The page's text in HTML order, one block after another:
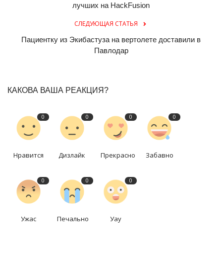
лучших на HackFusion
СЛЕДУЮЩАЯ СТАТЬЯ
Пациентку из Экибастуза на вертолете доставили в
Павлодар
КАКОВА ВАША РЕАКЦИЯ?
0
Нравится
0
Дизлайк
0
Прекрасно
0
Забавно
0
Ужас
0
Печально
0
Уау